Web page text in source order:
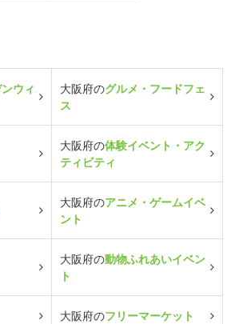
ウィ
大阪府のグルメ・フードフェ
ス
大阪府の体験イベント・アク
ティビティ
大阪府のアニメ・ゲームイベ
ント
大阪府の動物ふれあいイベン
ト
大阪府のフリーマーケット